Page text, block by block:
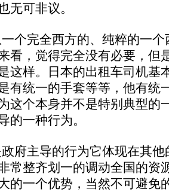
无可非议。
个完全西方的、纯粹的一
看，觉得完全没有必要，但
这样。日本的出租车司机基
有统一的手套等等，他有统
这个本身并不是特别典型的
的一种行为。
府主导的行为它体现在其
常整齐划一的调动全国的资
的一个优势，当然不可避免